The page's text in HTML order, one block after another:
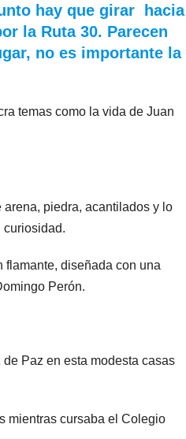
hay que girar hacia
la Ruta 30. Parecen
no es importante la
temas como la vida de Juan
piedra, acantilados y lo
curiosidad.
flamante, diseñada con una
Perón.
Paz en esta modesta casas
mientras cursaba el Colegio